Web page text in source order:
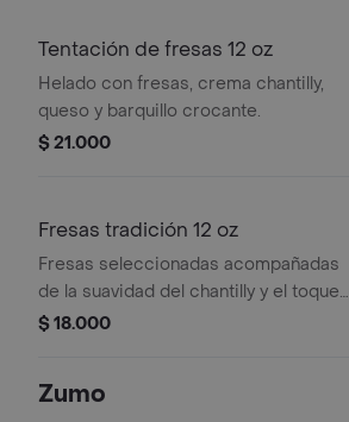
Tentación de fresas 12 oz
Helado con fresas, crema chantilly,
queso y barquillo crocante.
$ 21.000
Fresas tradición 12 oz
Fresas seleccionadas acompañadas
de la suavidad del chantilly y el toque
clásico de la lecherita. Servidas con
$ 18.000
Zumo